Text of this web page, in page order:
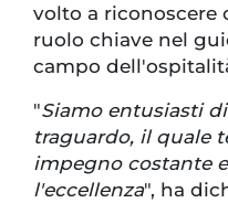
volto a riconoscere
ruolo chiave nel
campo
"Siamo entusiasti
traguardo, il quale
impegno costante
l'eccellenza", ha